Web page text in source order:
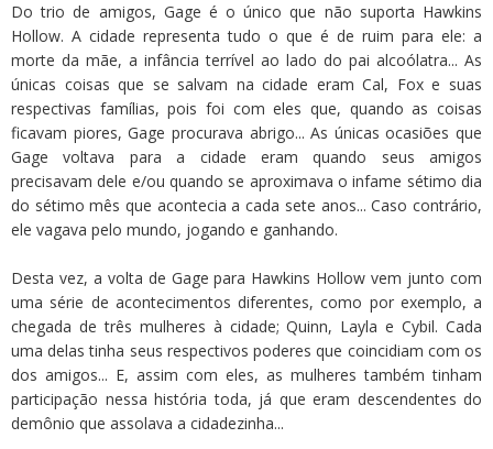
Do trio de amigos, Gage é o único que não suporta Hawkins
Hollow. A cidade representa tudo o que é de ruim para ele: a
morte da mãe, a infância terrível ao lado do pai alcoólatra... As
únicas coisas que se salvam na cidade eram Cal, Fox e suas
respectivas famílias, pois foi com eles que, quando as coisas
ficavam piores, Gage procurava abrigo... As únicas ocasiões que
Gage voltava para a cidade eram quando seus amigos
precisavam dele e/ou quando se aproximava o infame sétimo dia
do sétimo mês que acontecia a cada sete anos... Caso contrário,
ele vagava pelo mundo, jogando e ganhando.
Desta vez, a volta de Gage para Hawkins Hollow vem junto com
uma série de acontecimentos diferentes, como por exemplo, a
chegada de três mulheres à cidade; Quinn, Layla e Cybil. Cada
uma delas tinha seus respectivos poderes que coincidiam com os
dos amigos... E, assim com eles, as mulheres também tinham
participação nessa história toda, já que eram descendentes do
demônio que assolava a cidadezinha...